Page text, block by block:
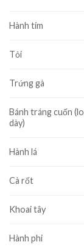
Hành tím
Tỏi
Trứng gà
Bánh tráng cuốn
dày)
Hành lá
Cà rốt
Khoai tây
Hành phi